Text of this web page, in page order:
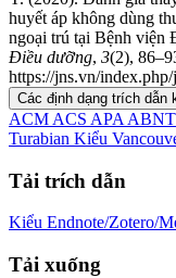
huyết áp không dùng
ngoại trú tại Bệnh viện
Điều dưỡng, 3(2),
https://jns.vn/
Các định dạng trích dẫn
ACM ACS APA ABNT
Turabian Kiểu
Tải trích dẫn
Kiểu Endnote/Zotero/
Tải xuống